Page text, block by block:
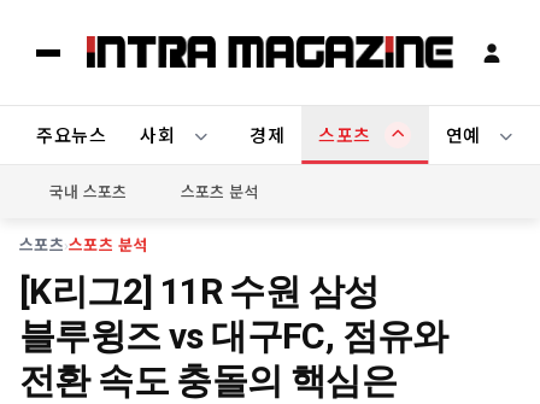
주요뉴스 사회 경제 스포츠 연예
국내 스포츠 스포츠 분석
스포츠›스포츠 분석
[K리그2] 11R 수원 삼성
블루윙즈 vs 대구FC, 점유와
전환 속도 충돌의 핵심은